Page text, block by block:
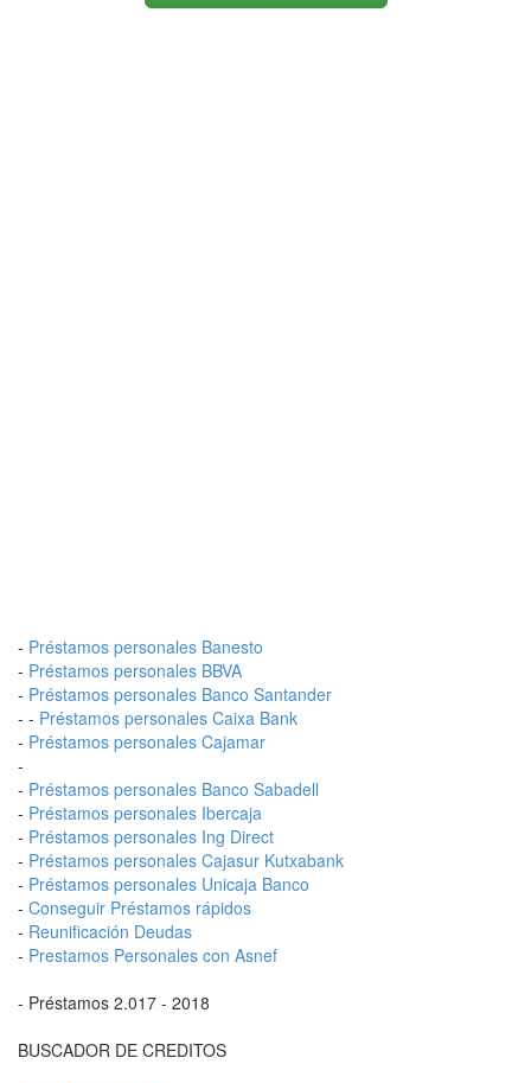
- Préstamos personales Banesto
- Préstamos personales BBVA
- Préstamos personales Banco Santander
- - Préstamos personales Caixa Bank
- Préstamos personales Cajamar
-
- Préstamos personales Banco Sabadell
- Préstamos personales Ibercaja
- Préstamos personales Ing Direct
- Préstamos personales Cajasur Kutxabank
- Préstamos personales Unicaja Banco
- Conseguir Préstamos rápidos
- Reunificación Deudas
- Prestamos Personales con Asnef
- Préstamos 2.017 - 2018
BUSCADOR DE CREDITOS